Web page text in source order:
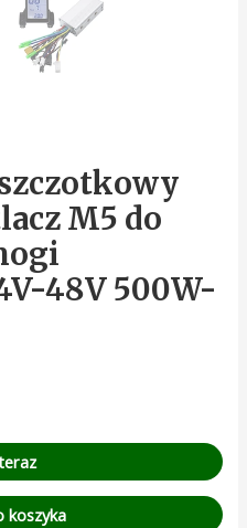
M5 do
48V 500W-
koszyka